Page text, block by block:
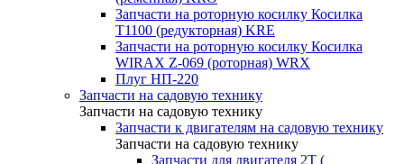
Запчасти на роторную косилку Косилка
T1100 (редукторная) KRE
Запчасти на роторную косилку Косилка
WIRAX Z-069 (роторная) WRX
Плуг НП-220
Запчасти на садовую технику
Запчасти на садовую технику
Запчасти к двигателям на садовую технику
Запчасти на садовую технику
Запчасти для двигателя 2Т (